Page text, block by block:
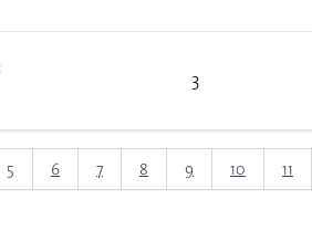
3
5 6 7 8 9 10 11